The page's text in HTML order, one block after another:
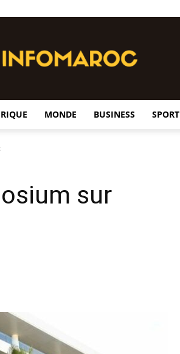
MONDE BUSINESS SPORT
sur